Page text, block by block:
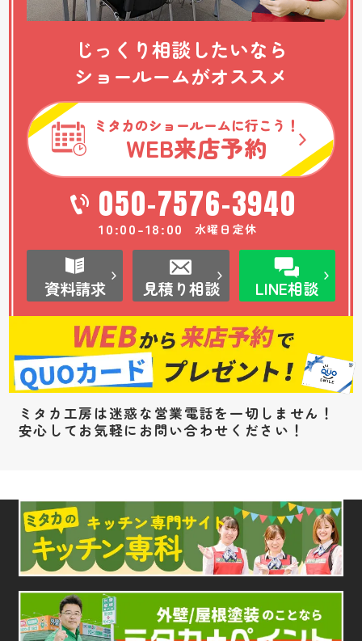
じっくり相談したいなら
ショールームがオススメ
ミタカのショールームに行こう！
WEB来店予約
050-7576-3940
10:00-18:00 水曜日定休
資料請求 見積り相談 LINE相談
ミタカ工房は迷惑な営業電話を一切しません！
安心してお気軽にお問い合わせください！